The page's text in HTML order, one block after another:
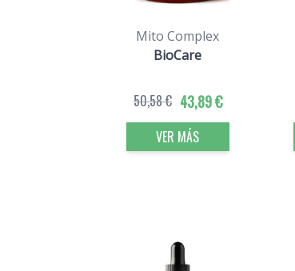
Mito Complex
BioCare
43,89 €
50,58 €
VER MÁS